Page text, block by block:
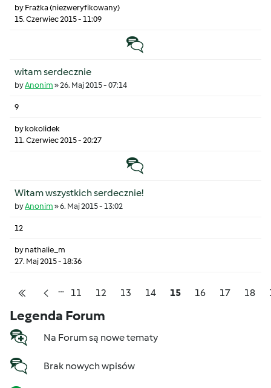
by Frażka (niezweryfikowany)
15. Czerwiec 2015 - 11:09
Temat zwyczajny
witam serdecznie
byAnonim »26. Maj 2015 - 07:14
9
by kokolidek
11. Czerwiec 2015 - 20:27
Temat zwyczajny
Witam wszystkich serdecznie!
byAnonim »6. Maj 2015 - 13:02
12
by nathalie_m
27. Maj 2015 - 18:36
Pagination
Pierwsza strona
Poprzednia strona
… Strona
11 Strona
12 Strona
13 Strona
14 Strona
15 Strona
16 Strona
17 18
Legenda Forum
Na Forum są nowe tematy
Brak nowych wpisów